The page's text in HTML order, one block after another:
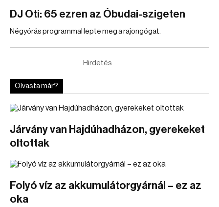
DJ Oti: 65 ezren az Óbudai-szigeten
Négyórás programmal lepte meg a rajongógat.
Hirdetés
Olvasta már?
Járvány van Hajdúhadházon, gyerekeket
oltottak
Folyó víz az akkumulátorgyárnál – ez az
oka